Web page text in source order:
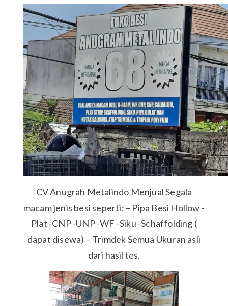
CV Anugrah Metalindo Menjual Segala
macam jenis besi seperti: – Pipa Besi Hollow -
Plat -CNP -UNP -WF -Siku -Schaffolding (
dapat disewa) – Trimdek Semua Ukuran asli
dari hasil tes.